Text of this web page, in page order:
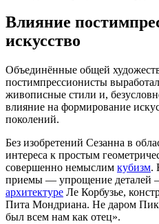
Влияние
искусство
Объединённые общей
постимпрессионисты
живописные стили и,
влияние на формирование
поколений.
Без изобретений Сезанна в
интереса к простым
совершенно немыслим кубизм.
приемы — упрощение деталей
архитектуре Ле Корбузье,
Пита Мондриана. Не даром
был всем нам как отец».